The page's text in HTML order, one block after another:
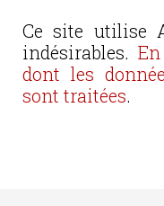
Ce site utilise
indésirables.
dont les
sont traitées.